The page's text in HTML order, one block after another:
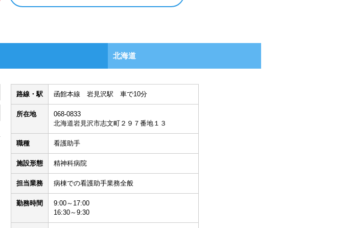
北海道
路線・駅 函館本線 岩見沢駅 車で10分
所在地
068-0833
北海道岩見沢市志文町２９７番地１３
職種 看護助手
施設形態 精神科病院
担当業務 病棟での看護助手業務全般
勤務時間
9:00～17:00
16:30～9:30